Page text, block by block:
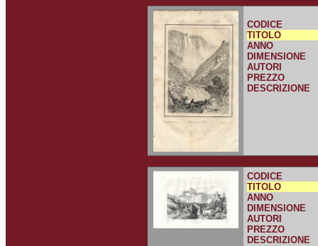
CODICE
TITOLO
ANNO
DIMENSIONE
AUTORI
PREZZO
DESCRIZIONE
CODICE
TITOLO
ANNO
DIMENSIONE
AUTORI
PREZZO
DESCRIZIONE